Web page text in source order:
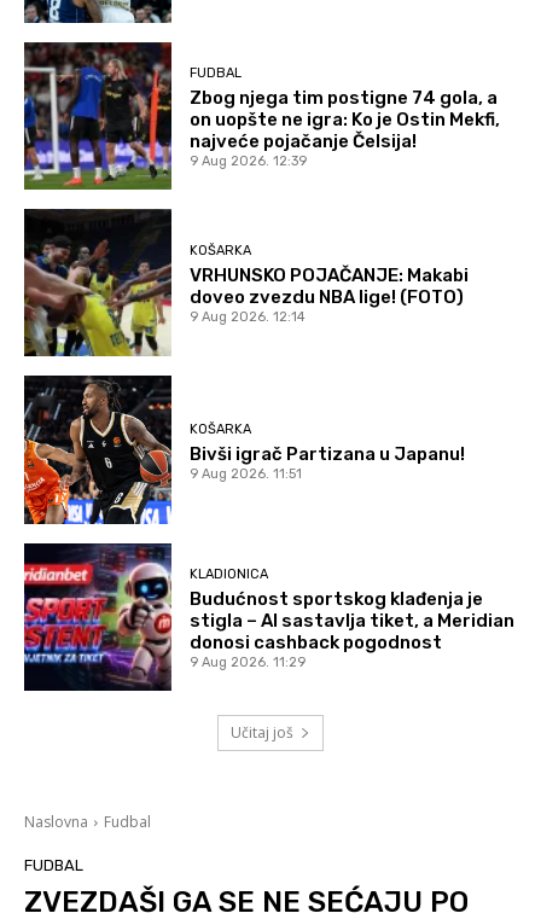
FUDBAL
Zbog njega tim postigne 74 gola, a
on uopšte ne igra: Ko je Ostin Mekfi,
najveće pojačanje Čelsija!
9 Aug 2026. 12:39
KOŠARKA
VRHUNSKO POJAČANJE: Makabi
doveo zvezdu NBA lige! (FOTO)
9 Aug 2026. 12:14
KOŠARKA
Bivši igrač Partizana u Japanu!
9 Aug 2026. 11:51
KLADIONICA
Budućnost sportskog klađenja je
stigla – AI sastavlja tiket, a Meridian
donosi cashback pogodnost
9 Aug 2026. 11:29
Učitaj još